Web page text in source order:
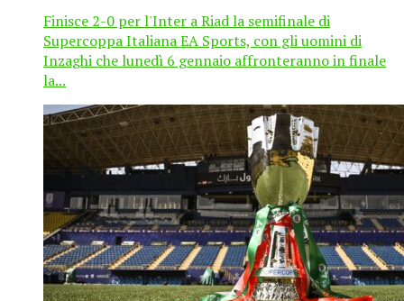
Finisce 2-0 per l'Inter a Riad la semifinale di
Supercoppa Italiana EA Sports, con gli uomini di
Inzaghi che lunedì 6 gennaio affronteranno in finale
la...